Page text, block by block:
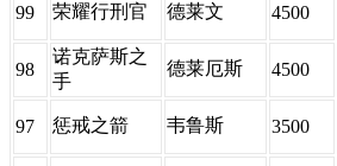
99 荣耀行刑官 德莱文 4500
98
诺克萨斯之
手
德莱厄斯 4500
97 惩戒之箭 韦鲁斯 3500